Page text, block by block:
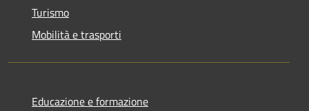
Turismo
Mobilità e trasporti
Educazione e formazione